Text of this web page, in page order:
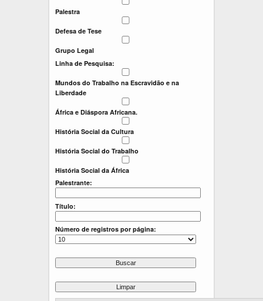
Palestra
Defesa de Tese
Grupo Legal
Linha de Pesquisa:
Mundos do Trabalho na Escravidão e na
Liberdade
África e Diáspora Africana.
História Social da Cultura
História Social do Trabalho
História Social da África
Palestrante:
Título:
Número de registros por página: